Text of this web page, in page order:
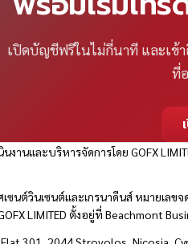
เปิดบัญชีฟรีในไม่กี่นาที และเข้า
ที่
นงานและบริหารจัดการโดย GOFX
ซนต์วินเซนต์และเกรนาดีนส์ หมายเล
LIMITED ตั้งอยู่ที่ Beachmont